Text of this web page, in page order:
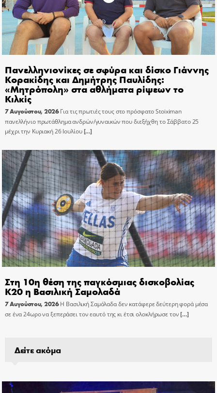
Πανελληνιονίκες σε σφύρα και δίσκο Γιάννης
Κορακίδης και Δημήτρης Παυλίδης:
«Μητρόπολη» στα αθλήματα ρίψεων το
Κιλκίς
7 Αυγούστου, 2026 Για τις πρωτιές τους στο πρόσφατο Stoiximan
πανελλήνιο πρωτάθλημα ανδρών/γυναικών που διεξήχθη το Σάββατο 25
μέχρι την Κυριακή 26 Ιουλίου[…]
Στη 10η θέση της παγκόσμιας δισκοβολίας
Κ20 η Βασιλική Σαμολαδά
7 Αυγούστου, 2026 Η Βασιλική Σαμόλαδα δεν κατάφερε δεύτερη φορά μέσα
σε ένα 24ωρο να ξεπεράσει τον εαυτό της κι έτσι ολοκλήρωσε τον[…]
Δείτε ακόμα